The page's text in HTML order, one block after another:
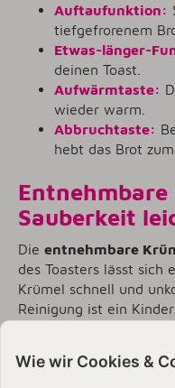
Auftaufunktion:
tiefgefrorenem
Etwas-länger-
deinen Toast.
Aufwärmtaste:
wieder warm.
Abbruchtaste:
hebt das Brot
Entnehmbare
Sauberkeit
Die entnehmbare
des Toasters lässt sich
Krümel schnell und
Reinigung ist ein
Schublade von Hand
Insgesamt bietet der
Wie wir Cookies &